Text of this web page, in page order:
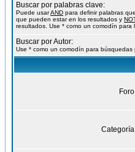
Buscar por palabras clave:
Puede usarAND para definir palabras
que pueden estar en los resultados y
resultados. Use * como un comodín para
Buscar por Autor:
Use * como un comodín para búsquedas